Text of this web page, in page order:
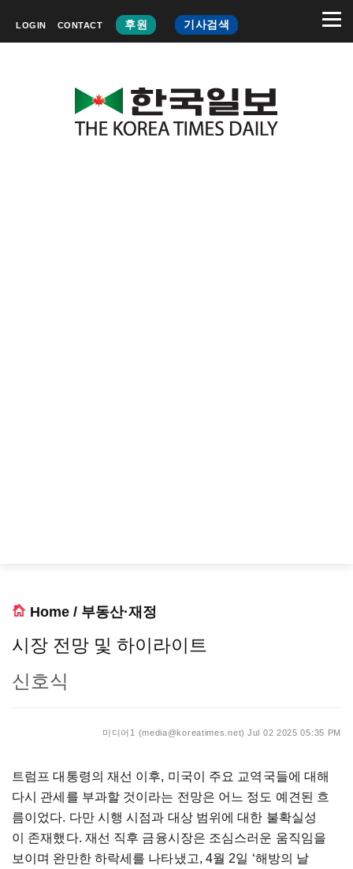
LOGIN CONTACT 후원 기사검색
Home / 부동산·재정
시장 전망 및 하이라이트
신호식
미디어1 (media@koreatimes.net) Jul 02 2025 05:35 PM
트럼프 대통령의 재선 이후, 미국이 주요 교역국들에 대해
다시 관세를 부과할 것이라는 전망은 어느 정도 예견된 흐
름이었다. 다만 시행 시점과 대상 범위에 대한 불확실성
이 존재했다. 재선 직후 금융시장은 조심스러운 움직임을
보이며 완만한 하락세를 나타냈고, 4월 2일 ‘해방의 날